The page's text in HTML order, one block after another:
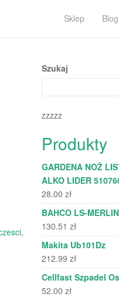
Sklep Blog
,
Szukaj
zzzzz
Produkty
GARDENA NOŻ
ALKO LIDER
28.00 zł
BAHCO LS-
130.51 zł
Makita Ub101Dz
212.99 zł
Cellfast Szpadel
52.00 zł